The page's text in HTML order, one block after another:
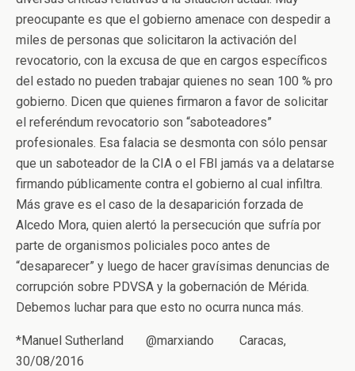
preocupante es que el gobierno amenace con despedir a
miles de personas que solicitaron la activación del
revocatorio, con la excusa de que en cargos específicos
del estado no pueden trabajar quienes no sean 100 % pro
gobierno. Dicen que quienes firmaron a favor de solicitar
el referéndum revocatorio son “saboteadores”
profesionales. Esa falacia se desmonta con sólo pensar
que un saboteador de la CIA o el FBI jamás va a delatarse
firmando públicamente contra el gobierno al cual infiltra.
Más grave es el caso de la desaparición forzada de
Alcedo Mora, quien alertó la persecución que sufría por
parte de organismos policiales poco antes de
“desaparecer” y luego de hacer gravísimas denuncias de
corrupción sobre PDVSA y la gobernación de Mérida.
Debemos luchar para que esto no ocurra nunca más.
*Manuel Sutherland @marxiando Caracas,
30/08/2016